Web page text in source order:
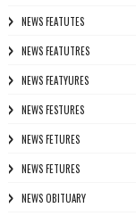
NEWS FEATUTES
NEWS FEATUTRES
NEWS FEATYURES
NEWS FESTURES
NEWS FETURES
NEWS FETURES
NEWS OBITUARY